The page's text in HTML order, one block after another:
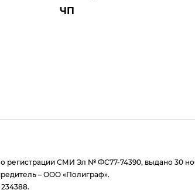
ЧП
СМИ Эл № ФС77-74390, выдано 30
– ООО «Полиграф».